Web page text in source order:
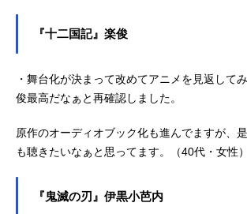
『十二国記』楽俊
・舞台化が決まって改めてアニメを見返して
俊最高だなぁと再確認しました。
原作のオーディオブック化も進んでますが、
も聴きたいなぁと思ってます。（40代・女性）
『鬼滅の刃』伊黒小芭内